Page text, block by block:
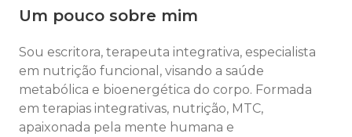
Um pouco sobre mim
Sou escritora, terapeuta integrativa, especialista
em nutrição funcional, visando a saúde
metabólica e bioenergética do corpo. Formada
em terapias integrativas, nutrição, MTC,
apaixonada pela mente humana e